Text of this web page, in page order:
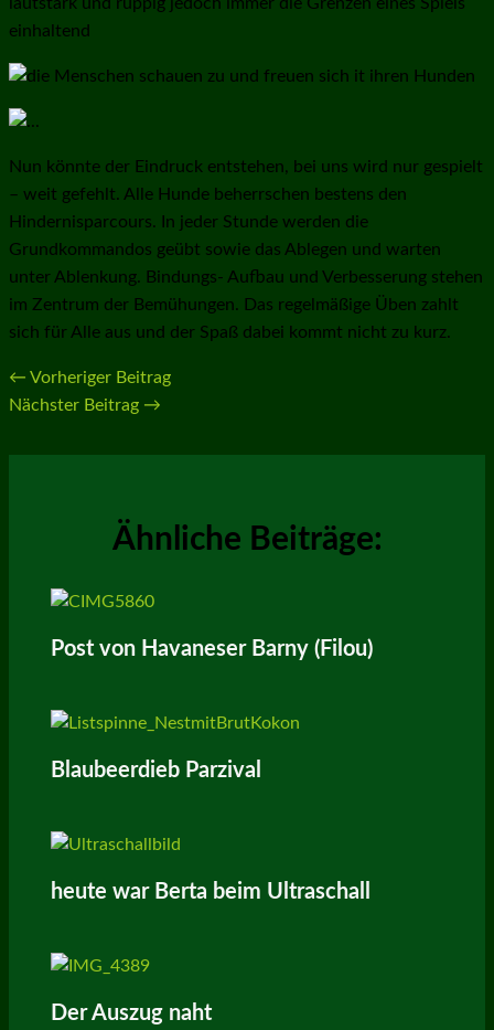
Nun könnte der Eindruck entstehen, bei uns wird nur gespielt
– weit gefehlt. Alle Hunde beherrschen bestens den
Hindernisparcours. In jeder Stunde werden die
Grundkommandos geübt sowie das Ablegen und warten
unter Ablenkung. Bindungs- Aufbau und Verbesserung stehen
im Zentrum der Bemühungen. Das regelmäßige Üben zahlt
sich für Alle aus und der Spaß dabei kommt nicht zu kurz.
← Vorheriger Beitrag
Nächster Beitrag →
Ähnliche Beiträge:
Post von Havaneser Barny (Filou)
Blaubeerdieb Parzival
heute war Berta beim Ultraschall
Der Auszug naht